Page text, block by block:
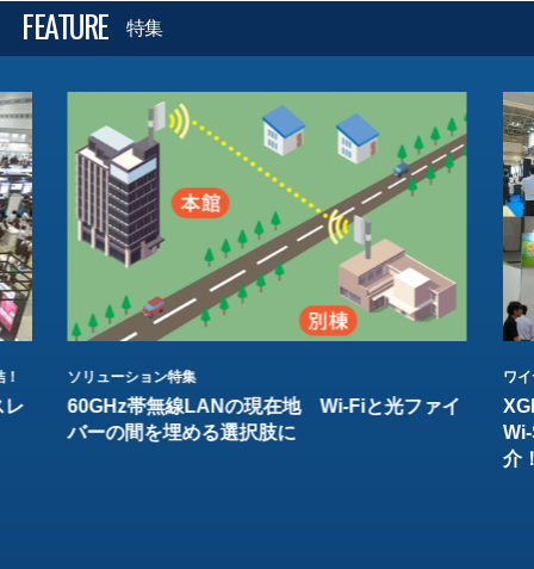
FEATURE 特集
レ
ソリューション特集
60GHz帯無線LANの現在地 Wi-Fiと光ファイ
バーの間を埋める選択肢に
ワ
介